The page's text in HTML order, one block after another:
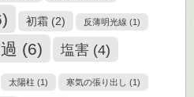
初霜 (2) 反薄明光線 (1)
(6) 塩害 (4)
太陽柱 (1) 寒気の張り出し (1)